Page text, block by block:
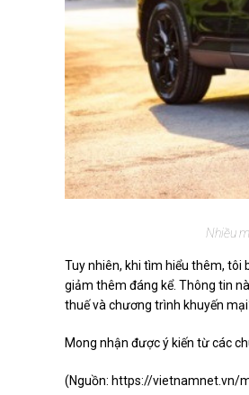
Nhiều
Tuy nhiên, khi tìm hiểu thêm, tôi
giảm thêm đáng kể. Thông tin
thuế và chương trình khuyến
Mong nhận được ý kiến từ các
(Nguồn: https://vietnamnet.vn/